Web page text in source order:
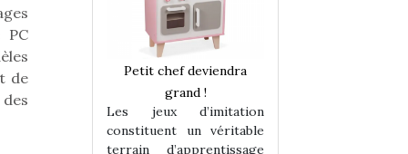
PC
de
peluche
un
Petit chef deviendra
grand !
Les jeux d’imitation
constituent un véritable
terrain d’apprentissage